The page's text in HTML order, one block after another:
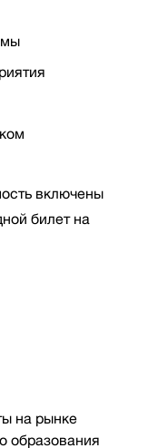
включены
билет на
на рынке
образования